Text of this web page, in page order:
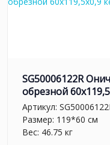
SG50006122R
обрезной
Артикул:
Размер: 119*60 см
Вес: 46.75 кг